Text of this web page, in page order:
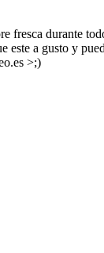
fresca durante
este a gusto y
>;)